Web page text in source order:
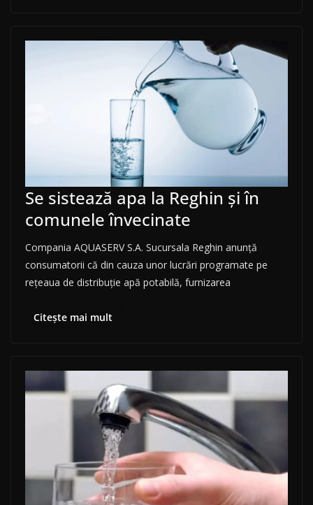
Se sistează apa la Reghin și în
comunele învecinate
Compania AQUASERV S.A. Sucursala Reghin anunţă
consumatorii că din cauza unor lucrări programate pe
rețeaua de distribuție apă potabilă, furnizarea
Citește mai mult